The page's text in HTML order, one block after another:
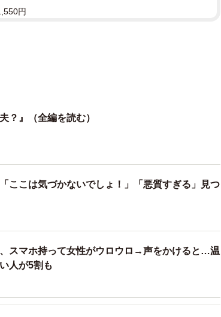
円
？』（全編を読む）
ここは気づかないでしょ！」「悪質すぎる」見つ
スマホ持って女性がウロウロ→声をかけると…温
人が5割も